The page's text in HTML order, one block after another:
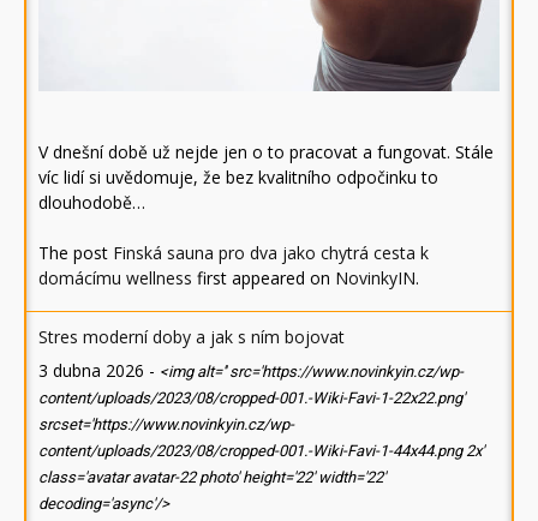
V dnešní době už nejde jen o to pracovat a fungovat. Stále
víc lidí si uvědomuje, že bez kvalitního odpočinku to
dlouhodobě…
The post Finská sauna pro dva jako chytrá cesta k
domácímu wellness first appeared on NovinkyIN.
Stres moderní doby a jak s ním bojovat
3 dubna 2026 - <img alt='' src='https://www.novinkyin.cz/wp-
content/uploads/2023/08/cropped-001.-Wiki-Favi-1-22x22.png'
srcset='https://www.novinkyin.cz/wp-
content/uploads/2023/08/cropped-001.-Wiki-Favi-1-44x44.png 2x'
class='avatar avatar-22 photo' height='22' width='22'
decoding='async'/>